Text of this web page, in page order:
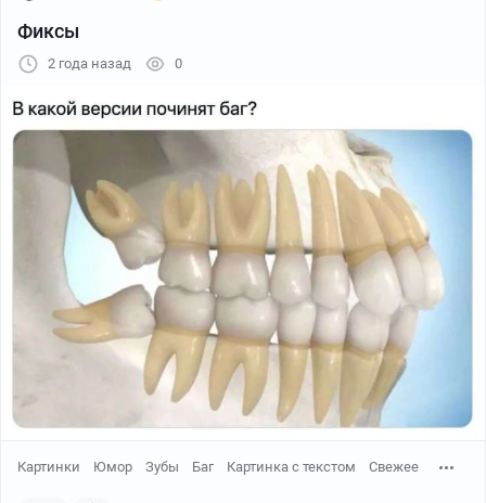
Фиксы
2 года назад 0
Картинки Юмор Зубы Баг Картинка с текстом Свежее